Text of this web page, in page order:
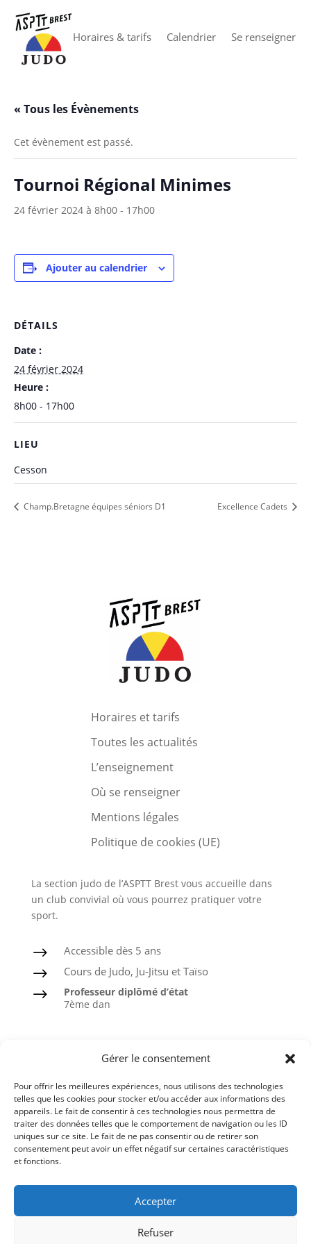
Gérer le consentement
Pour offrir les meilleures expériences, nous utilisons des technologies
telles que les cookies pour stocker et/ou accéder aux informations des
appareils. Le fait de consentir à ces technologies nous permettra de
traiter des données telles que le comportement de navigation ou les ID
uniques sur ce site. Le fait de ne pas consentir ou de retirer son
consentement peut avoir un effet négatif sur certaines caractéristiques
et fonctions.
Accepter
Refuser
Horaires & tarifs Calendrier Se renseigner
« Tous les Évènements
Cet évènement est passé.
Tournoi Régional Minimes
24 février 2024 à 8h00 - 17h00
Ajouter au calendrier
DÉTAILS
Date :
24 février 2024
Heure :
8h00 - 17h00
LIEU
Cesson
Champ.Bretagne équipes séniors D1 Excellence Cadets
Horaires et tarifs
Toutes les actualités
L’enseignement
Où se renseigner
Mentions légales
Politique de cookies (UE)
La section judo de l’ASPTT Brest vous accueille dans
un club convivial où vous pourrez pratiquer votre
sport.
$ Accessible dès 5 ans
$ Cours de Judo, Ju-Jitsu et Taïso
$
Professeur diplômé d’état
7ème dan
Taïso ou Gymnastique douce
Ceintures noires formées à l’ASPTT
Comité du Finistère de Judo
Ligue de Bretagne de Judo